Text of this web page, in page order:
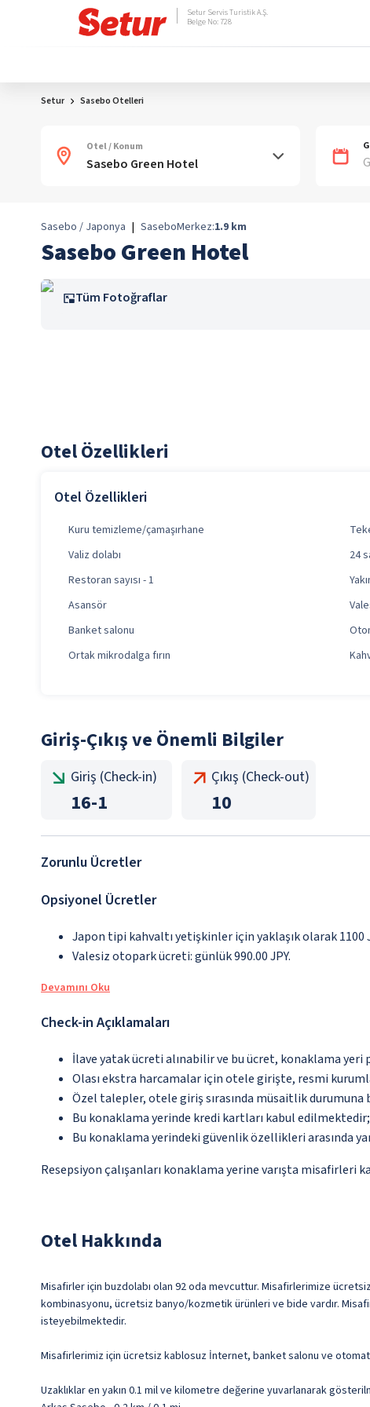
Setur Servis Turistik A.Ş.
Belge No: 728
Setur Sasebo Otelleri
Otel / Konum
Sasebo / Japonya | SaseboMerkez:1.9 km
Sasebo Green Hotel
Tüm Fotoğraflar
Otel Özellikleri
Otel Özellikleri
Kuru temizleme/çamaşırhane
Valiz dolabı
24
Restoran sayısı - 1
Asansör
Banket salonu
Ortak mikrodalga fırın
Giriş-Çıkış ve Önemli Bilgiler
Giriş (Check-in)
16-1
Çıkış (Check-out)
10
Zorunlu Ücretler
Opsiyonel Ücretler
Japon tipi kahvaltı yetişkinler için yaklaşık olarak 1100
Valesiz otopark ücreti: günlük 990.00 JPY.
Devamını Oku
Check-in Açıklamaları
İlave yatak ücreti alınabilir ve bu ücret, konaklama
Olası ekstra harcamalar için otele girişte, resmi
Özel talepler, otele giriş sırasında müsaitlik
Bu konaklama yerinde kredi kartları kabul
Bu konaklama yerindeki güvenlik özellikleri arasında
Resepsiyon çalışanları konaklama yerine varışta
Otel Hakkında
Misafirler için buzdolabı olan 92 oda mevcuttur. Misafirlerimize
kombinasyonu, ücretsiz banyo/kozmetik ürünleri ve bide vardır.
isteyebilmektedir.
Misafirlerimiz için ücretsiz kablosuz İnternet, banket salonu ve
Uzaklıklar en yakın 0.1 mil ve kilometre değerine yuvarlanarak